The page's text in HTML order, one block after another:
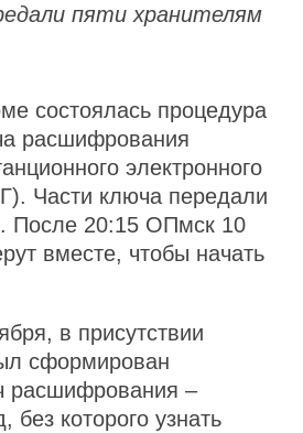
пяти хранителям
состоялась процедура
расшифрования
электронного
Части ключа передали
После 20:15 ОПмск 10
вместе, чтобы начать
в присутствии
сформирован
расшифрования –
без которого узнать